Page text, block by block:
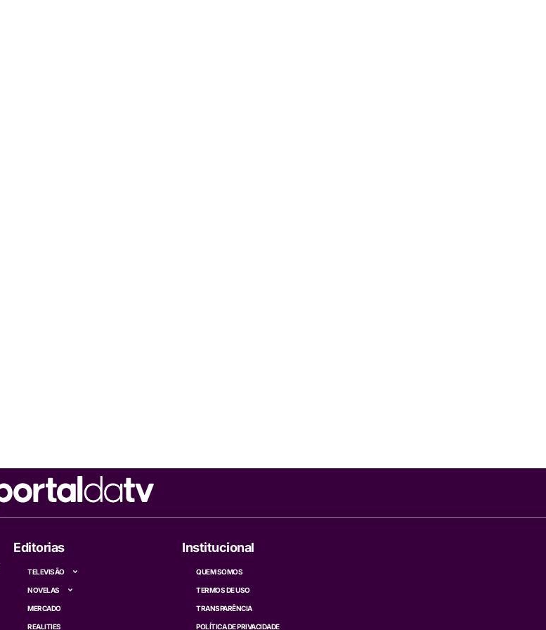
Editorias
TELEVISÃO
NOVELAS
MERCADO
REALITIES
Institucional
QUEM SOMOS
TERMOS DE USO
TRANSPARÊNCIA
POLÍTICA DE PRIVACIDADE